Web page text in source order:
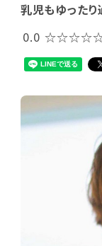
乳児もゆった
0.0